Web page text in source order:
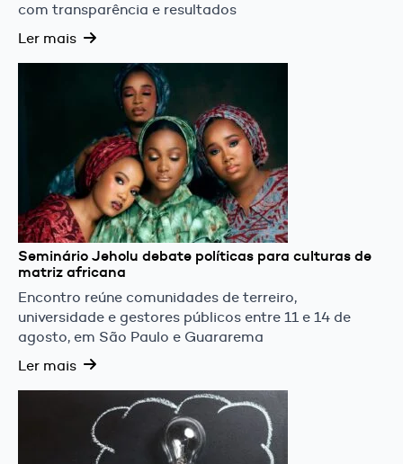
com transparência e resultados
Ler mais
Seminário Jeholu debate políticas para culturas de
matriz africana
Encontro reúne comunidades de terreiro,
universidade e gestores públicos entre 11 e 14 de
agosto, em São Paulo e Guararema
Ler mais